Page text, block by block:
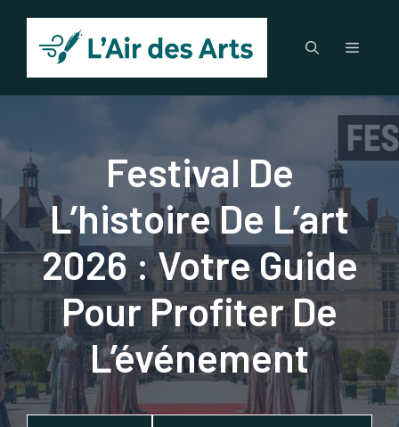
contenu
Menu
Festival De
L’histoire De L’art
2026 : Votre Guide
Pour Profiter De
L’événement